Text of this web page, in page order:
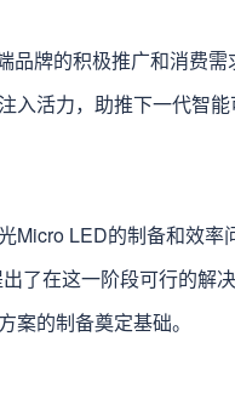
牌的积极推广和消费需
入活力，助推下一代智
Micro LED的制备和效率
了在这一阶段可行的解
的制备奠定基础。